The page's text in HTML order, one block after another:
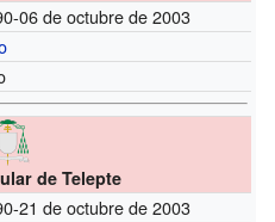
06 de octubre de 2003
de Telepte
21 de octubre de 2003